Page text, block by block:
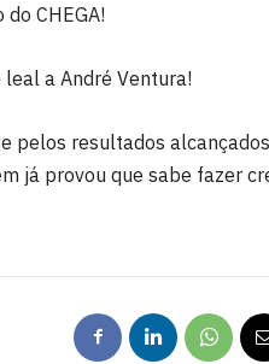
CHEGA!
a André Ventura!
pelos resultados
já provou que sabe fazer